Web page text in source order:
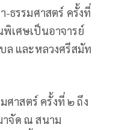
ธรรมศาสตร์ ครั้งที่
พิเศษเป็นอาจารย์
ล และหลวงศรีสมัท
าสตร์ ครั้งที่ ๒ ถึง
าจัด ณ สนาม